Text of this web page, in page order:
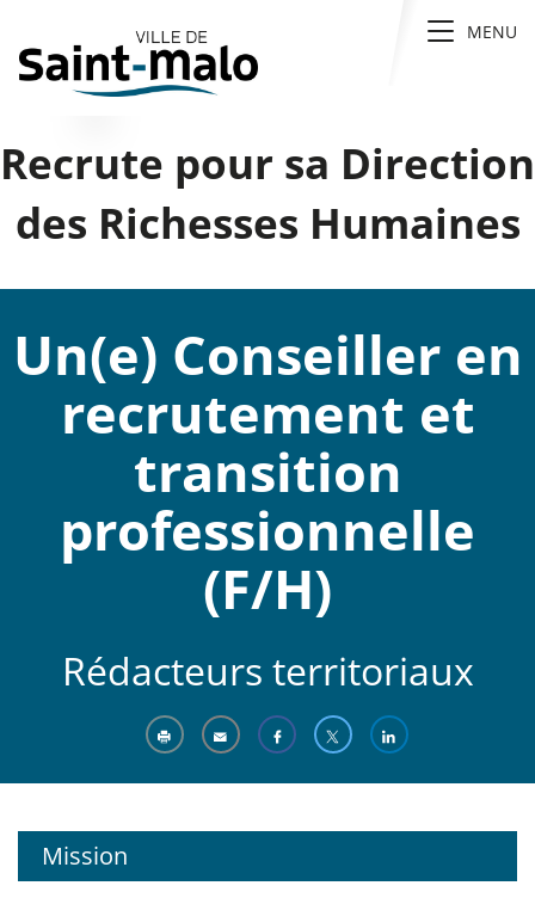
Toggle
MENU
Recrute pour sa Direction
des Richesses Humaines
Un(e) Conseiller en
recrutement et
transition
professionnelle
(F/H)
Rédacteurs territoriaux
Mission